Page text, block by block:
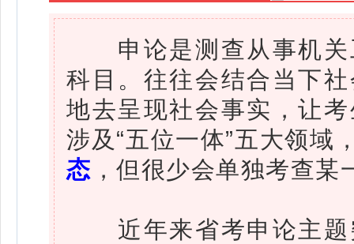
申论是测查从事机关
科目。往往会结合当下
地去呈现社会事实，让
涉及“五位一体”五大领域
态 ，但很少会单独考查某
近年来省考申论主题